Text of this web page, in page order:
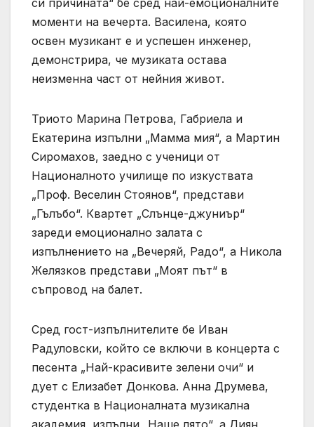
моменти на вечерта. Василена, която
освен музикант е и успешен инженер,
демонстрира, че музиката остава
неизменна част от нейния живот.
Триото Марина Петрова, Габриела и
Екатерина изпълни „Мамма мия“, а Мартин
Сиромахов, заедно с ученици от
Националното училище по изкуствата
„Проф. Веселин Стоянов“, представи
„Гълъбо“. Квартет „Слънце-джуниър“
зареди емоционално залата с
изпълнението на „Вечеряй, Радо“, а Никола
Желязков представи „Моят път“ в
съпровод на балет.
Сред гост-изпълнителите бе Иван
Радуловски, който се включи в концерта с
песента „Най-красивите зелени очи“ и
дует с Елизабет Донкова. Анна Друмева,
студентка в Националната музикална
академия, изпълни „Наше лято“, а Диян